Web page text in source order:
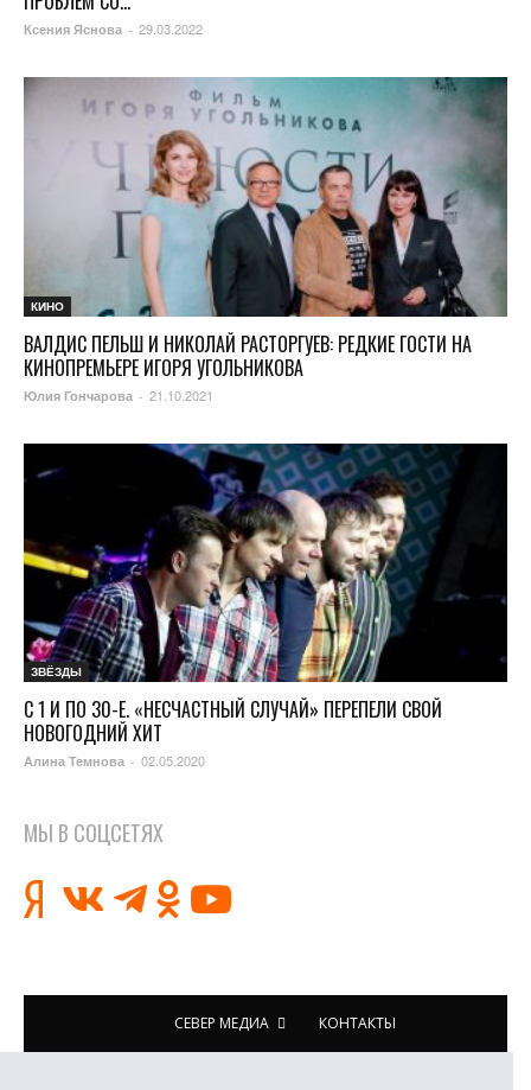
Ксения Яснова - 29.03.2022
КИНО
ВАЛДИС ПЕЛЬШ И НИКОЛАЙ РАСТОРГУЕВ: РЕДКИЕ ГОСТИ НА
КИНОПРЕМЬЕРЕ ИГОРЯ УГОЛЬНИКОВА
Юлия Гончарова - 21.10.2021
ЗВЁЗДЫ
С 1 И ПО 30-Е. «НЕСЧАСТНЫЙ СЛУЧАЙ» ПЕРЕПЕЛИ СВОЙ
НОВОГОДНИЙ ХИТ
Алина Темнова - 02.05.2020
МЫ В СОЦСЕТЯХ
СЕВЕР МЕДИА КОНТАКТЫ